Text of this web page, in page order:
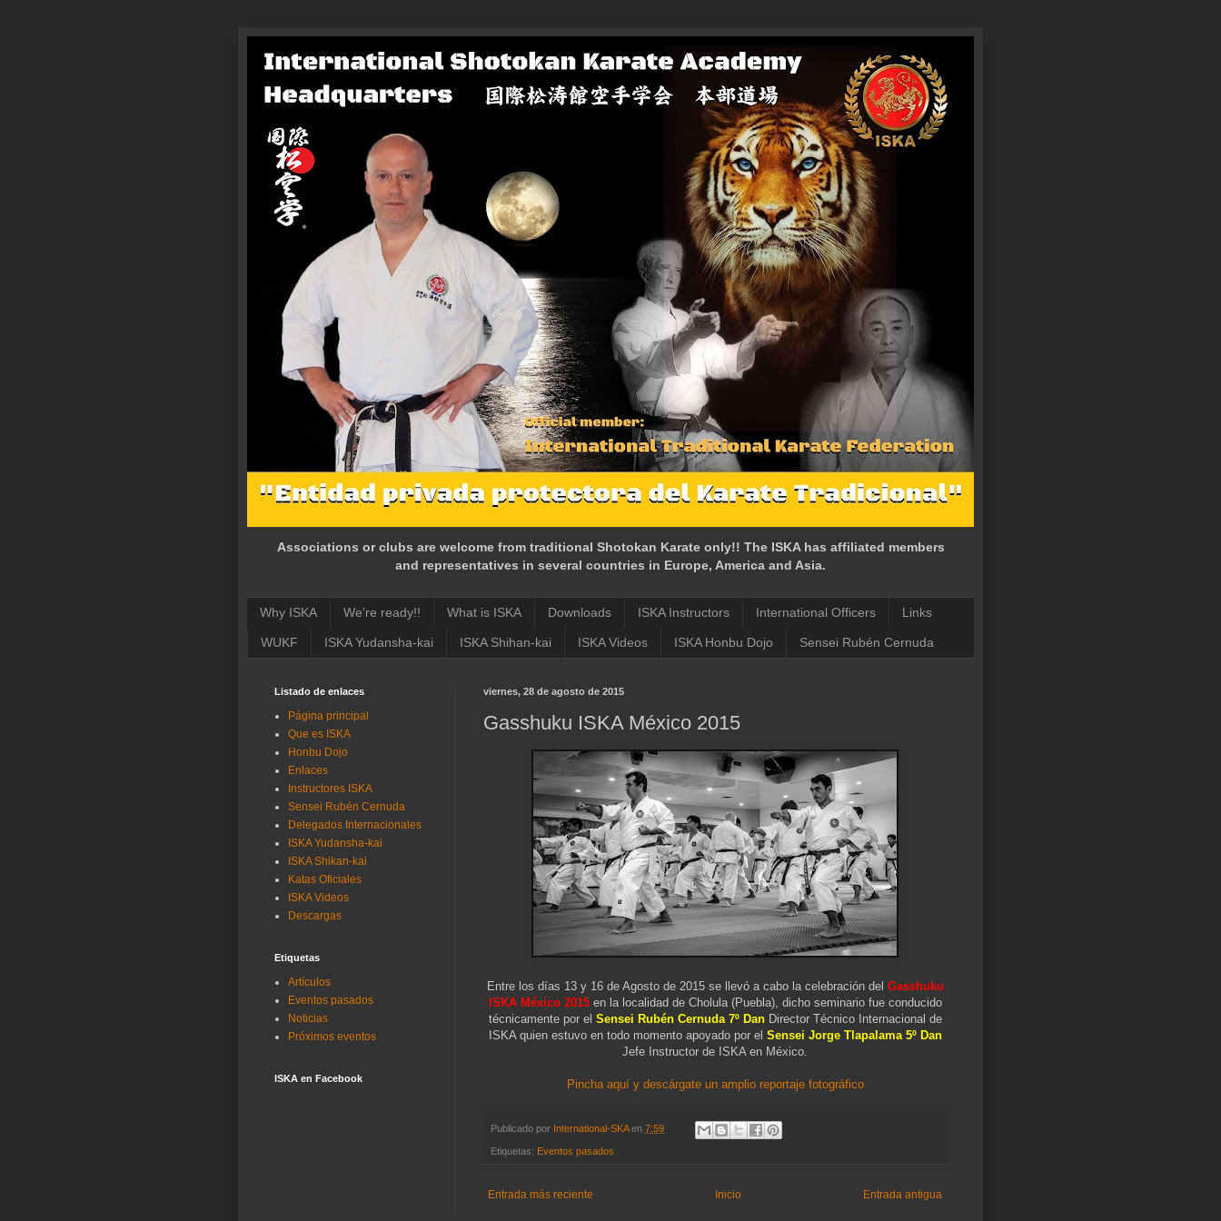
Associations or clubs are welcome from traditional Shotokan Karate only!! The ISKA has affiliated members
and representatives in several countries in Europe, America and Asia.
Why ISKA We're ready!! What is ISKA Downloads ISKA Instructors International Officers Links
WUKF ISKA Yudansha-kai ISKA Shihan-kai ISKA Videos ISKA Honbu Dojo Sensei Rubén Cernuda
viernes, 28 de agosto de 2015
Gasshuku ISKA México 2015
Entre los días 13 y 16 de Agosto de 2015 se llevó a cabo la celebración del Gasshuku
ISKA México 2015 en la localidad de Cholula (Puebla), dicho seminario fue conducido
técnicamente por el Sensei Rubén Cernuda 7º DanDirector Técnico Internacional de
ISKA quien estuvo en todo momento apoyado por el Sensei Jorge Tlapalama 5º Dan
Jefe Instructor de ISKA en México.
Pincha aquí y descárgate un amplio reportaje fotográfico
Publicado por International-SKA en 7:59
Etiquetas: Eventos pasados
Entrada más reciente Entrada antigua
Inicio
Listado de enlaces
Página principal
Que es ISKA
Honbu Dojo
Enlaces
Instructores ISKA
Sensei Rubén Cernuda
Delegados Internacionales
ISKA Yudansha-kai
ISKA Shikan-kai
Katas Oficiales
ISKA Videos
Descargas
Etiquetas
Artículos
Eventos pasados
Noticias
Próximos eventos
ISKA en Facebook